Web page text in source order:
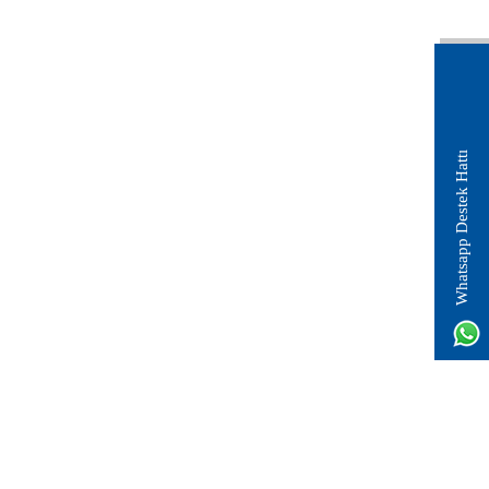
Whatsapp Destek Hattı